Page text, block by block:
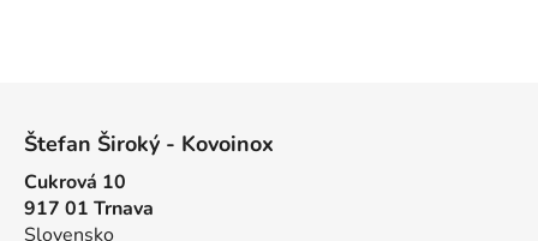
Štefan Široký - Kovoinox
Cukrová 10
917 01 Trnava
Slovensko